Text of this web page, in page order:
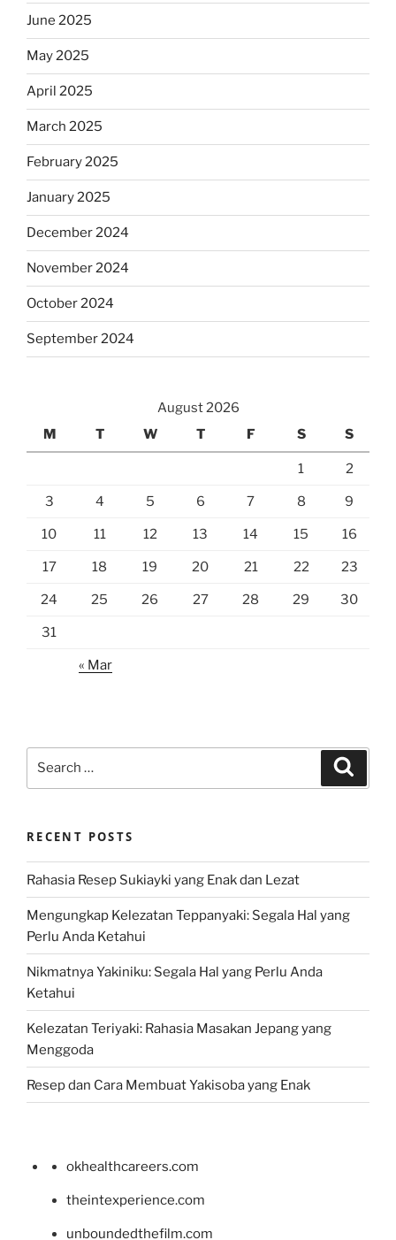
June 2025
May 2025
April 2025
March 2025
February 2025
January 2025
December 2024
November 2024
October 2024
September 2024
August 2026
M
T W T F S S
1 2
3 4 5 6 7 8 9
10 11 12 13 14 15 16
17 18 19 20 21 22 23
24 25 26 27 28 29 30
31
« Mar
RECENT POSTS
Rahasia Resep Sukiayki yang Enak dan Lezat
Mengungkap Kelezatan Teppanyaki: Segala Hal yang
Perlu Anda Ketahui
Nikmatnya Yakiniku: Segala Hal yang Perlu Anda
Ketahui
Kelezatan Teriyaki: Rahasia Masakan Jepang yang
Menggoda
Resep dan Cara Membuat Yakisoba yang Enak
okhealthcareers.com
theintexperience.com
unboundedthefilm.com